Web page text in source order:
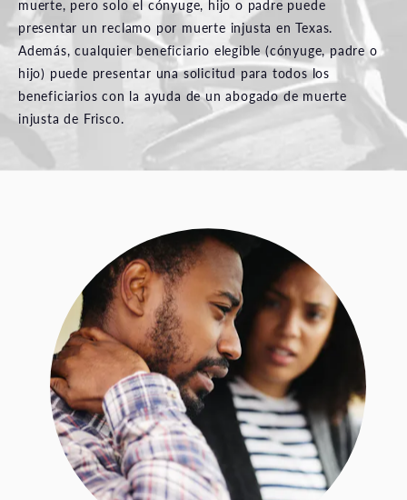
muerte, pero solo el cónyuge, hijo o padre puede
presentar un reclamo por muerte injusta en Texas.
Además, cualquier beneficiario elegible (cónyuge, padre o
hijo) puede presentar una solicitud para todos los
beneficiarios con la ayuda de un abogado de muerte
injusta de Frisco.